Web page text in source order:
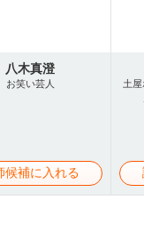
八木真澄
お笑い芸人
候補に入れる
土